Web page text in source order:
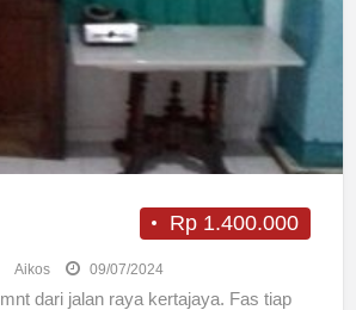
Rp 1.400.000
Aikos 09/07/2024
dari jalan raya kertajaya. Fas tiap